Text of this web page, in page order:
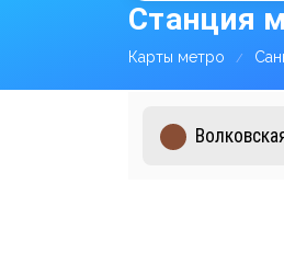
Станция
Карты метро